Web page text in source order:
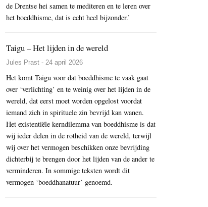
de Drentse hei samen te mediteren en te leren over
het boeddhisme, dat is echt heel bijzonder.’
Taigu – Het lijden in de wereld
Jules Prast - 24 april 2026
Het komt Taigu voor dat boeddhisme te vaak gaat
over ‘verlichting’ en te weinig over het lijden in de
wereld, dat eerst moet worden opgelost voordat
iemand zich in spirituele zin bevrijd kan wanen.
Het existentiële kerndilemma van boeddhisme is dat
wij ieder delen in de rotheid van de wereld, terwijl
wij over het vermogen beschikken onze bevrijding
dichterbij te brengen door het lijden van de ander te
verminderen. In sommige teksten wordt dit
vermogen ‘boeddhanatuur’ genoemd.